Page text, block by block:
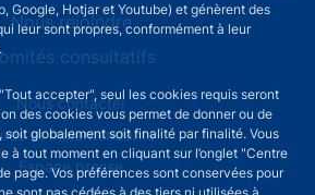
Google, Hotjar et Youtube) et génèrent des
leur sont propres, conformément à leur
accepter", seul les cookies requis seront
des cookies vous permet de donner ou de
globalement soit finalité par finalité. Vous
à tout moment en cliquant sur l’onglet "Centre
page. Vos préférences sont conservées pour
Nous rejoindre
consultatifs
Nous contacter
et malentendants
Espace presse